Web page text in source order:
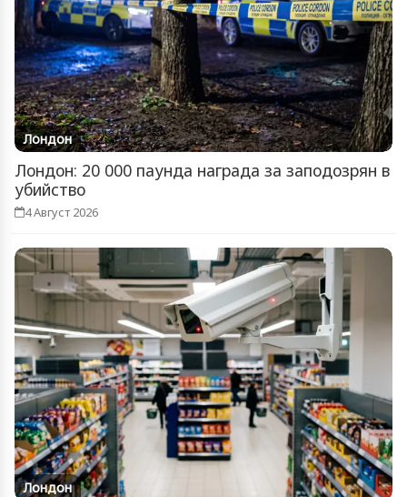
Лондон
Лондон: 20 000 паунда награда за заподозрян в
убийство
4 Август 2026
Лондон